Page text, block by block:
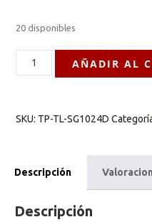
20 disponibles
AÑADIR AL
SKU: TP-TL-SG1024D
Descripción
Descripción